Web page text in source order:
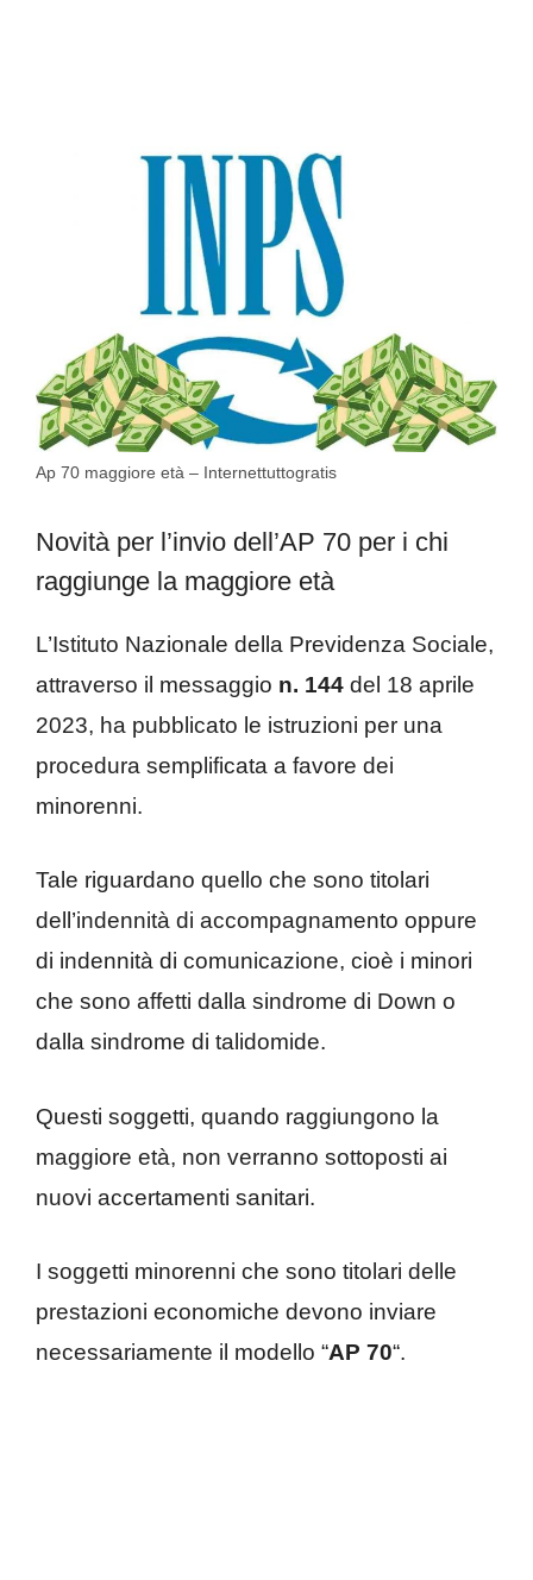
Ap 70 maggiore età – Internettuttogratis
Novità per l’invio dell’AP 70 per i chi
raggiunge la maggiore età
L’Istituto Nazionale della Previdenza Sociale,
attraverso il messaggio n. 144 del 18 aprile
2023, ha pubblicato le istruzioni per una
procedura semplificata a favore dei
minorenni.
Tale riguardano quello che sono titolari
dell’indennità di accompagnamento oppure
di indennità di comunicazione, cioè i minori
che sono affetti dalla sindrome di Down o
dalla sindrome di talidomide.
Questi soggetti, quando raggiungono la
maggiore età, non verranno sottoposti ai
nuovi accertamenti sanitari.
I soggetti minorenni che sono titolari delle
prestazioni economiche devono inviare
necessariamente il modello “AP 70“.